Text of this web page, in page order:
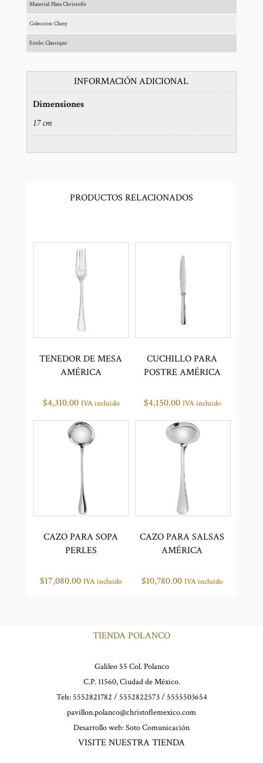
Material: Plata Christofle
Coleccion: Cluny
Estilo: Classique
INFORMACIÓN ADICIONAL
Dimensiones
17 cm
PRODUCTOS RELACIONADOS
TENEDOR DE MESA
AMÉRICA
$4,310.00 IVA incluido
CUCHILLO PARA
POSTRE AMÉRICA
$4,150.00 IVA incluido
CAZO PARA SOPA
PERLES
$17,080.00 IVA incluido
CAZO PARA SALSAS
AMÉRICA
$10,780.00 IVA incluido
TIENDA POLANCO
Galileo 55 Col. Polanco
C.P. 11560, Ciudad de México.
Tels: 5552821782 / 5552822573 / 5555503654
pavillon.polanco@christoflemexico.com
Desarrollo web:Soto Comunicación
VISITE NUESTRA TIENDA